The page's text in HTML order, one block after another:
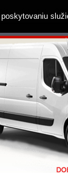
Zákaznícka linka